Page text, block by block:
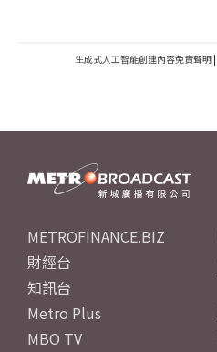
生成式人工智能創建內容免責聲明 |
METROFINANCE.BIZ
財經台
知訊台
Metro Plus
MBO TV